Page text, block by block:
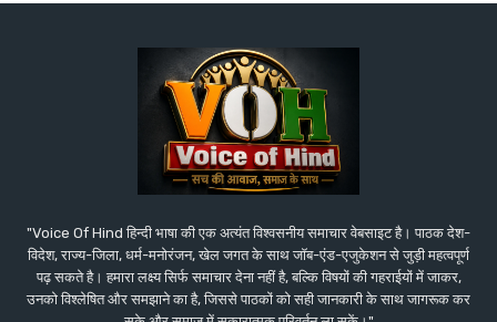
"Voice Of Hind हिन्दी भाषा की एक अत्यंत विश्वसनीय समाचार वेबसाइट है। पाठक देश-
विदेश, राज्य-जिला, धर्म-मनोरंजन, खेल जगत के साथ जॉब-एंड-एजुकेशन से जुड़ी महत्वपूर्ण
पढ़ सकते है। हमारा लक्ष्य सिर्फ समाचार देना नहीं है, बल्कि विषयों की गहराईयों में जाकर,
उनको विश्लेषित और समझाने का है, जिससे पाठकों को सही जानकारी के साथ जागरूक कर